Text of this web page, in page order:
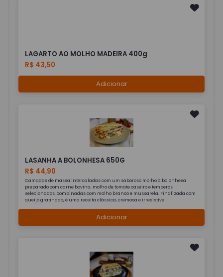
LAGARTO AO MOLHO MADEIRA 400g
R$ 43,50
Adicionar
LASANHA A BOLONHESA 650G
R$ 44,90
Camadas de massa intercaladas com um saboroso molho à bolonhesa
preparado com carne bovina, molho de tomate caseiro e temperos
selecionados, combinadas com molho branco e mussarela. Finalizada com
queijo gratinado, é uma receita clássica, cremosa e irresistível.
Adicionar